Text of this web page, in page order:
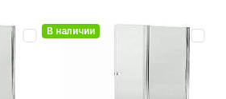
Душевая панель Aquanet
Galaxy Shine AP40-01
В наличии